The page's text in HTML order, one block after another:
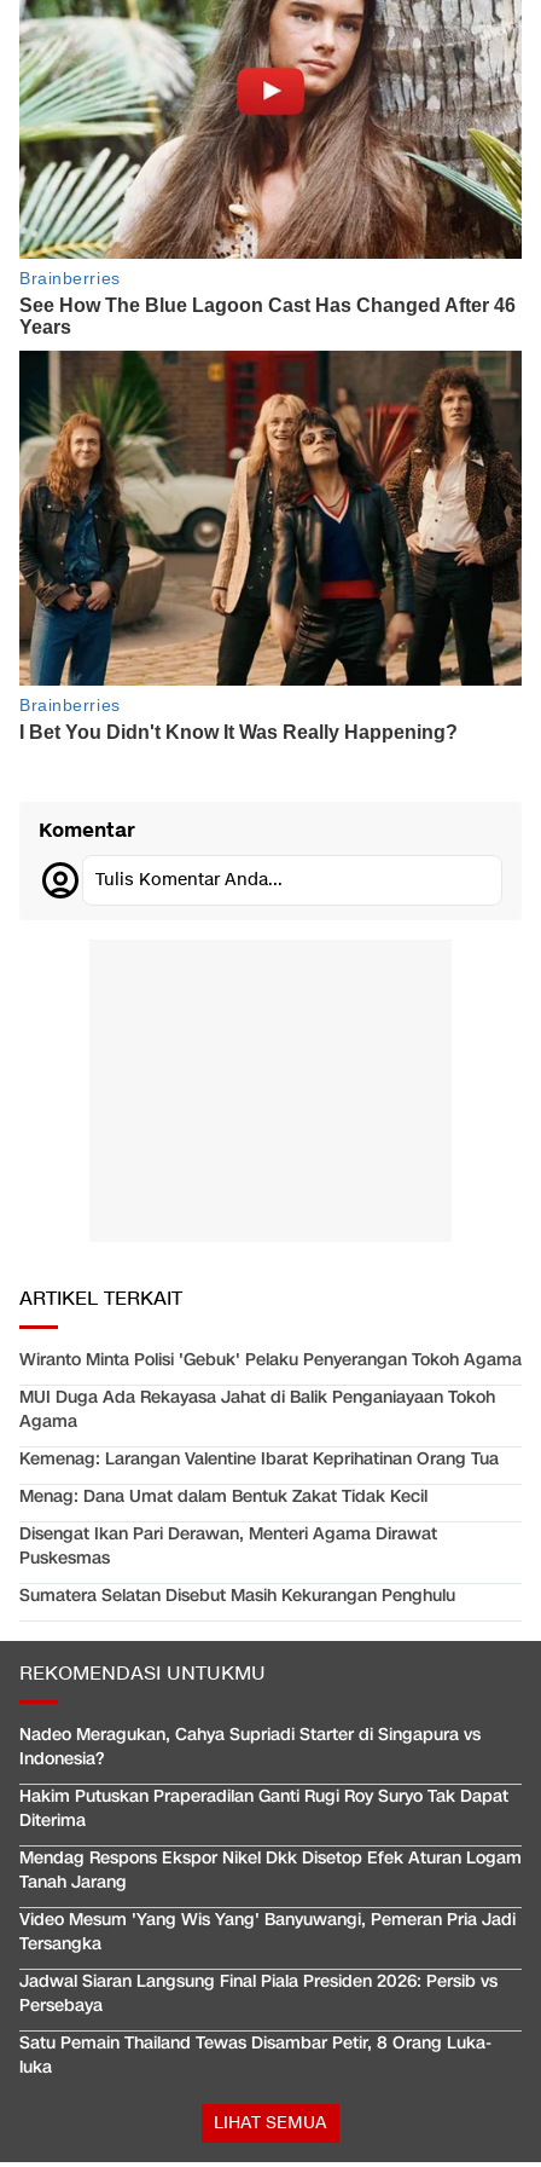
Komentar
Tulis Komentar Anda...
ARTIKEL TERKAIT
Wiranto Minta Polisi 'Gebuk' Pelaku Penyerangan Tokoh Agama
MUI Duga Ada Rekayasa Jahat di Balik Penganiayaan Tokoh
Agama
Kemenag: Larangan Valentine Ibarat Keprihatinan Orang Tua
Menag: Dana Umat dalam Bentuk Zakat Tidak Kecil
Disengat Ikan Pari Derawan, Menteri Agama Dirawat
Puskesmas
Sumatera Selatan Disebut Masih Kekurangan Penghulu
REKOMENDASI UNTUKMU
Nadeo Meragukan, Cahya Supriadi Starter di Singapura vs
Indonesia?
Hakim Putuskan Praperadilan Ganti Rugi Roy Suryo Tak Dapat
Diterima
Mendag Respons Ekspor Nikel Dkk Disetop Efek Aturan Logam
Tanah Jarang
Video Mesum 'Yang Wis Yang' Banyuwangi, Pemeran Pria Jadi
Tersangka
Jadwal Siaran Langsung Final Piala Presiden 2026: Persib vs
Persebaya
Satu Pemain Thailand Tewas Disambar Petir, 8 Orang Luka-
luka
LIHAT SEMUA